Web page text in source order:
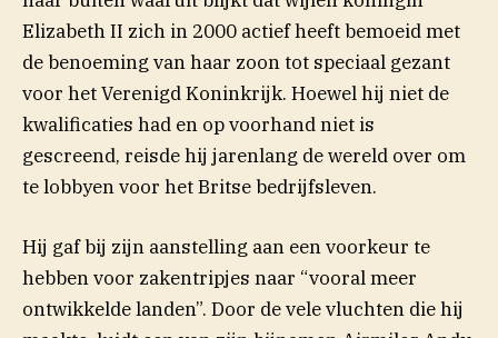
Elizabeth II zich in 2000 actief heeft bemoeid met
de benoeming van haar zoon tot speciaal gezant
voor het Verenigd Koninkrijk. Hoewel hij niet de
kwalificaties had en op voorhand niet is
gescreend, reisde hij jarenlang de wereld over om
te lobbyen voor het Britse bedrijfsleven.
Hij gaf bij zijn aanstelling aan een voorkeur te
hebben voor zakentripjes naar “vooral meer
ontwikkelde landen”. Door de vele vluchten die hij